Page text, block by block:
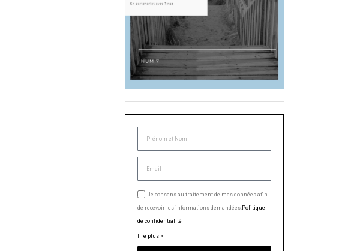
Je consens au traitement de mes données afin
de recevoir les informations demandées.Politique
de confidentialité
lire plus >